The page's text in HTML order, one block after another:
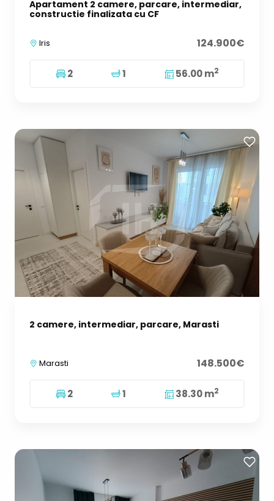
Apartament 2 camere, parcare, intermediar,
constructie finalizata cu CF
Iris 124.900€
2 1 56.00 m2
2 camere, intermediar, parcare, Marasti
Marasti 148.500€
2 1 38.30 m2